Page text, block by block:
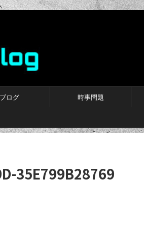
ブログ 時事問題
35E799B28769